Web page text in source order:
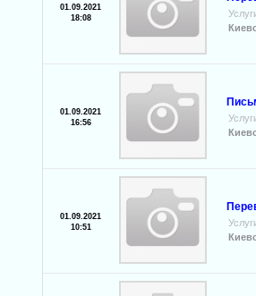
01.09.2021
18:08
01.09.2021
16:56
01.09.2021
10:51